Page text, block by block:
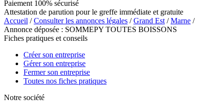
Paiement 100% sécurisé
Attestation de parution pour le greffe immédiate et gratuite
Accueil /Consulter les annonces légales /Grand Est /Marne /
Annonce déposée : SOMMEPY TOUTES BOISSONS
Fiches pratiques et conseils
Créer son entreprise
Gérer son entreprise
Fermer son entreprise
Toutes nos fiches pratiques
Notre société